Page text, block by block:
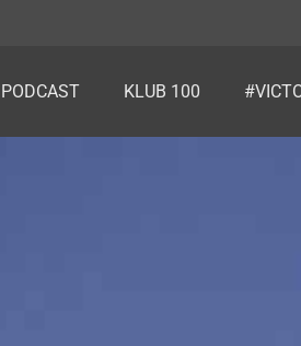
PODCAST KLUB 100